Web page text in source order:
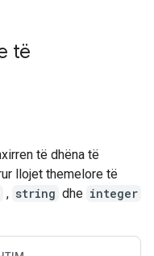
të
të dhëna të
llojet themelore të
, string dhe integer